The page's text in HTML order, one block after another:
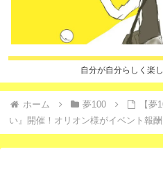
自分が自分らしく楽
ホーム 夢100
【
い』開催！オリオン様がイベント報酬